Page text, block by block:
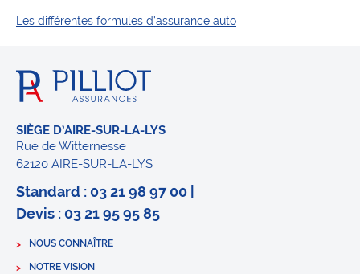
Les différentes formules d’assurance auto
SIÈGE D’AIRE-SUR-LA-LYS
Rue de Witternesse
62120 AIRE-SUR-LA-LYS
Standard : 03 21 98 97 00 |
Devis : 03 21 95 95 85
NOUS CONNAÎTRE
NOTRE VISION